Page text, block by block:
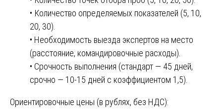
• Количество определяемых показателей (5, 10,
20, 30).
• Необходимость выезда экспертов на место
(расстояние, командировочные расходы).
• Срочность выполнения (стандарт — 45 дней,
срочно — 10-15 дней с коэффициентом 1,5).
Ориентировочные цены (в рублях, без НДС):